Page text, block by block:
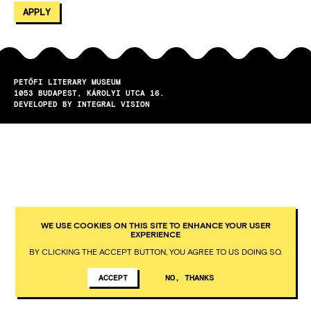
PETŐFI LITERARY MUSEUM
1053
BUDAPEST
KÁROLYI UTCA 16.
DEVELOPED BY INTEGRAL VISION
WE USE COOKIES ON THIS SITE TO ENHANCE YOUR USER
EXPERIENCE
BY CLICKING THE ACCEPT BUTTON, YOU AGREE TO US DOING SO.
ACCEPT NO, THANKS